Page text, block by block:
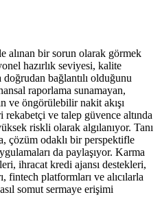
alınan bir sorun olarak görmek
hazırlık seviyesi, kalite
bağlantılı olduğunu
raporlama sunamayan,
ve öngörülebilir nakit akışı
rekabetçi ve talep güvence altında
riskli olarak algılanıyor. Tanı
çözüm odaklı bir perspektifle
da paylaşıyor. Karma
ihracat kredi ajansı destekleri,
fintech platformları ve alıcılarla
somut sermaye erişimi